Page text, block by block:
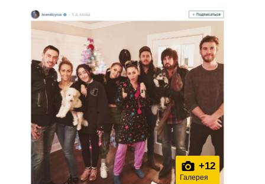
+12
Галерея